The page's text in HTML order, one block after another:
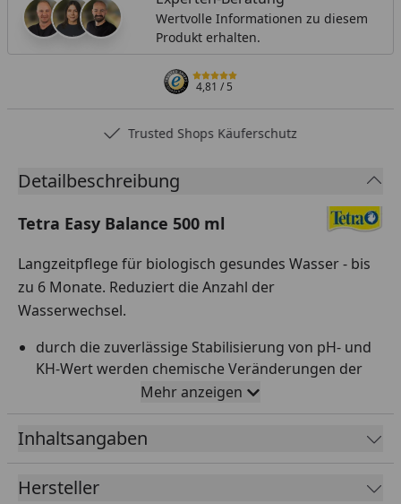
Wertvolle Informationen zu diesem
Produkt erhalten.
4,81/ 5
Trusted Shops Käuferschutz
Detailbeschreibung
Tetra Easy Balance 500 ml
Langzeitpflege für biologisch gesundes Wasser - bis
zu 6 Monate. Reduziert die Anzahl der
Wasserwechsel.
durch die zuverlässige Stabilisierung von pH- und
KH-Wert werden chemische Veränderungen der
Wasserqualität minimiert und ein für Fische
lebensgefährlicher Säuresturz wird vermieden
reduziert Phosphat und Nitrat auf rein biologische
Weise und beugt so übermäßigem Algenwachstum
vor
Mehr anzeigen
Inhaltsangaben
Hersteller